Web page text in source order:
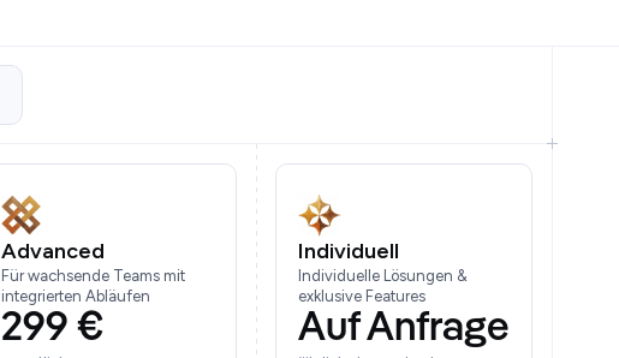
Advanced
Für wachsende Teams mit
integrierten Abläufen
299 €
Individuell
Individuelle Lösungen &
exklusive Features
Auf Anfrage